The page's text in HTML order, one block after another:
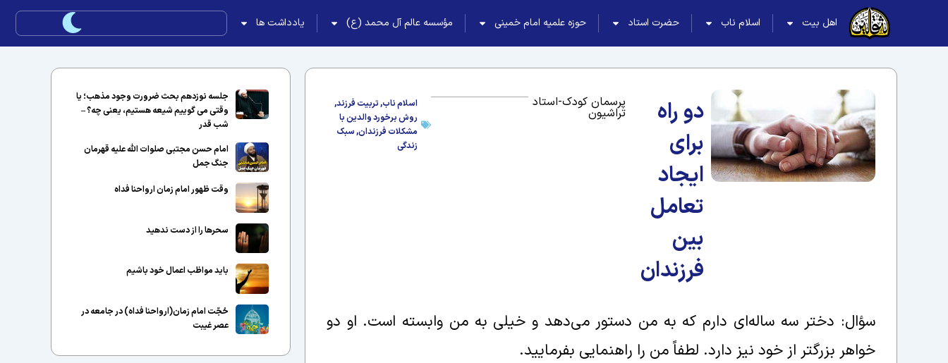
اهل بیت اسلام ناب حضرت استاد حوزه علمیه امام خمینی مؤسسه عالم آل محمد (ع) یادداشت ها
دو راه
برای
ایجاد
تعامل
بین
فرزندان
پرسمان کودک-استاد
تراشیون
اسلام ناب,تربیت فرزند,
روش برخورد والدین با
مشکلات فرزندان,سبک
زندگی
سؤال: دختر سه ساله‌ای دارم که به من دستور می‌دهد و خیلی به من وابسته است. او دو
خواهر بزرگتر از خود نیز دارد. لطفاً من را راهنمایی بفرمایید.
جلسه نوزدهم بحث ضرورت وجود مذهب؛ یا
وقتی می گوییم شیعه هستیم، یعنی چه؟ –
شب قدر
امام حسن مجتبی صلوات الله علیه قهرمان
جنگ جمل
وقت ظهور امام زمان ارواحنا فداه
سحرها را از دست ندهید
باید مواظب اعمال خود باشیم
حُجّت امام زمان(ارواحنا فداه) در جامعه در
عصر غیبت